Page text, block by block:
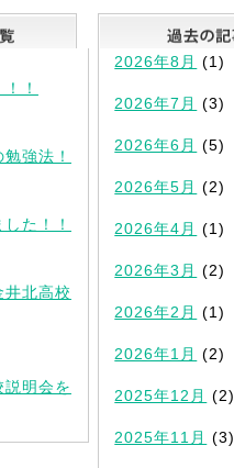
最新記事一覧
！
強法！
た！！
井北高校
明会を
2026年8月 (1)
2026年7月 (3)
2026年6月 (5)
2026年5月 (2)
2026年4月 (1)
2026年3月 (2)
2026年2月 (1)
2026年1月 (2)
2025年12月 (2)
2025年11月 (3)